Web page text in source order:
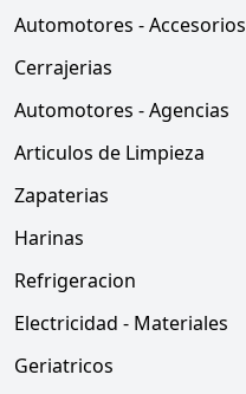
Automotores - Accesorios
Cerrajerias
Automotores - Agencias
Articulos de Limpieza
Zapaterias
Harinas
Refrigeracion
Electricidad - Materiales
Geriatricos